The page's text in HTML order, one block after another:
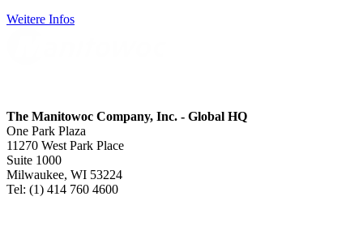
Weitere Infos
The Manitowoc Company, Inc. - Global HQ
One Park Plaza
11270 West Park Place
Suite 1000
Milwaukee, WI 53224
Tel: (1) 414 760 4600